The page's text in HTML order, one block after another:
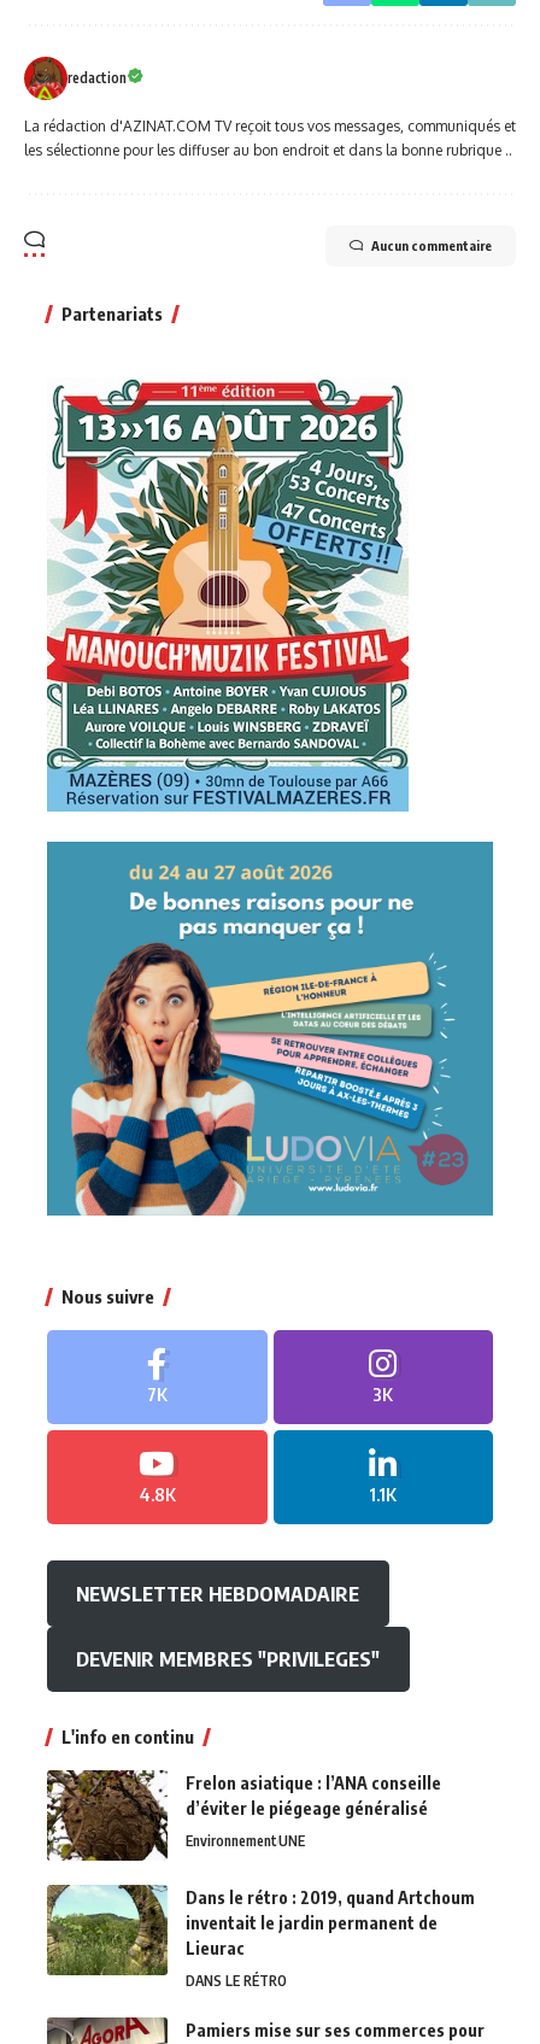
redaction
La rédaction d'AZINAT.COM TV reçoit tous vos messages, communiqués et
les sélectionne pour les diffuser au bon endroit et dans la bonne rubrique ..
Aucun commentaire
Partenariats
Nous suivre
7K 3K
4.8K 1.1K
NEWSLETTER HEBDOMADAIRE
DEVENIR MEMBRES "PRIVILEGES"
L'info en continu
Frelon asiatique : l’ANA conseille
d’éviter le piégeage généralisé
EnvironnementUNE
Dans le rétro : 2019, quand Artchoum
inventait le jardin permanent de
Lieurac
DANS LE RÉTRO
Pamiers mise sur ses commerces pour